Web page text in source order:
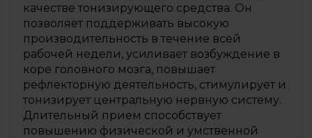
качестве тонизирующего средства. Он
позволяет поддерживать высокую
производительность в течение всей
рабочей недели, усиливает возбуждение в
коре головного мозга, повышает
рефлекторную деятельность, стимулирует и
тонизирует центральную нервную систему.
Длительный прием способствует
повышению физической и умственной